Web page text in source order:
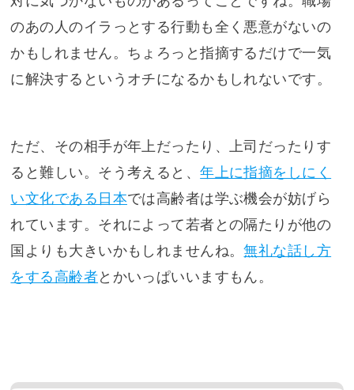
のあの人のイラっとする行動も全く悪意がないの
かもしれません。ちょろっと指摘するだけで一気
に解決するというオチになるかもしれないです。
ただ、その相手が年上だったり、上司だったりす
ると難しい。そう考えると、年上に指摘をしにく
い文化である日本では高齢者は学ぶ機会が妨げら
れています。それによって若者との隔たりが他の
国よりも大きいかもしれませんね。無礼な話し方
をする高齢者とかいっぱいいますもん。